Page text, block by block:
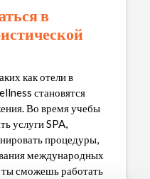
в
как отели в
становятся
Во время учебы
услуги SPA,
процедуры,
международных
ты сможешь работать